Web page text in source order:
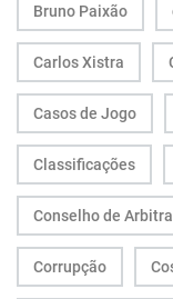
Bruno Paixão
Carlos Xistra
Casos de Jogo
Classificações
Conselho de
Corrupção